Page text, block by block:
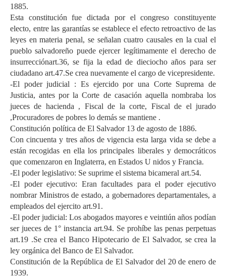
1885.
Esta constitución fue dictada por el congreso constituyente
electo, entre las garantías se establece el efecto retroactivo de las
leyes en materia penal, se señalan cuatro causales en la cual el
pueblo salvadoreño puede ejercer legítimamente el derecho de
insurrecciónart.36, se fija la edad de dieciocho años para ser
ciudadano art.47.Se crea nuevamente el cargo de vicepresidente.
-El poder judicial : Es ejercido por una Corte Suprema de
Justicia, antes por la Corte de casación aquella nombraba los
jueces de hacienda , Fiscal de la corte, Fiscal de el jurado
,Procuradores de pobres lo demás se mantiene .
Constitución política de El Salvador 13 de agosto de 1886.
Con cincuenta y tres años de vigencia esta larga vida se debe a
están recogidas en ella los principales liberales y democráticos
que comenzaron en Inglaterra, en Estados U nidos y Francia.
-El poder legislativo: Se suprime el sistema bicameral art.54.
-El poder ejecutivo: Eran facultades para el poder ejecutivo
nombrar Ministros de estado, a gobernadores departamentales, a
empleados del ejercito art.91.
-El poder judicial: Los abogados mayores e veintiún años podían
ser jueces de 1° instancia art.94. Se prohíbe las penas perpetuas
art.19 .Se crea el Banco Hipotecario de El Salvador, se crea la
ley orgánica del Banco de El Salvador.
Constitución de la República de El Salvador del 20 de enero de
1939.